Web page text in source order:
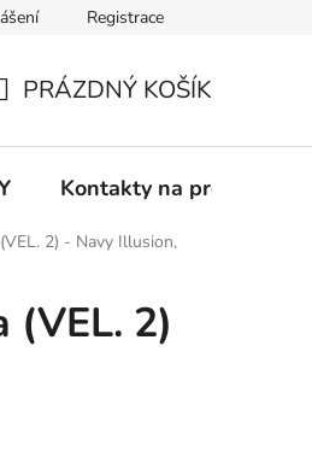
line platbám Odstoupení od
Registrace
PRÁZDNÝ KOŠÍK
Kontakty na prodejny
2) - Navy Illusion,
(VEL. 2)